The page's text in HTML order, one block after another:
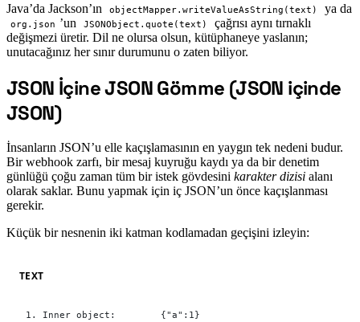
Java’da Jackson’ın objectMapper.writeValueAsString(text) ya da
org.json ’un JSONObject.quote(text)
çağrısı aynı tırnaklı
değişmezi üretir. Dil ne olursa olsun, kütüphaneye yaslanın;
unutacağınız her sınır durumunu o zaten biliyor.
#
JSON İçine JSON Gömme (JSON içinde
JSON)
İnsanların JSON’u elle kaçışlamasının en yaygın tek nedeni budur.
Bir webhook zarfı, bir mesaj kuyruğu kaydı ya da bir denetim
günlüğü çoğu zaman tüm bir istek gövdesini karakter dizisi alanı
olarak saklar. Bunu yapmak için iç JSON’un önce kaçışlanması
gerekir.
Küçük bir nesnenin iki katman kodlamadan geçişini izleyin:
TEXT
1. Inner object:        {"a":1}